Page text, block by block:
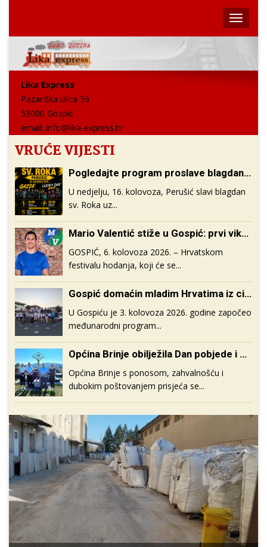
Lika Express
Pazariška ulica 36
53000 Gospić
email: info@lika-express.hr
VRUĆE VIJESTI
Pogledajte program proslave blagdana Sv. Roka u Perušiću
U nedjelju, 16. kolovoza, Perušić slavi blagdan
sv. Roka uz...
Mario Valentić stiže u Gospić: prvi vikend u rujnu hodat će sa sudionicima Hrvatskog festivala hodanja
GOSPIĆ, 6. kolovoza 2026. – Hrvatskom
festivalu hodanja, koji će se...
Gospić domaćin mladim Hrvatima iz cijeloga svijeta u programu Eco Heritage Task Force
U Gospiću je 3. kolovoza 2026. godine započeo
međunarodni program...
Općina Brinje obilježila Dan pobjede i domovinske zahvalnosti te 31. obljetnicu VRO „Oluja“
Općina Brinje s ponosom, zahvalnošću i
dubokim poštovanjem prisjeća se...